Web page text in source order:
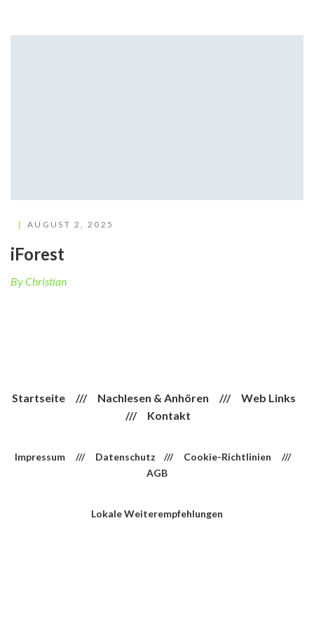
AUGUST 2, 2025
iForest
By Christian
Startseite /// Nachlesen & Anhören /// Web Links
/// Kontakt
Impressum /// Datenschutz /// Cookie-Richtlinien ///
AGB
Lokale Weiterempfehlungen